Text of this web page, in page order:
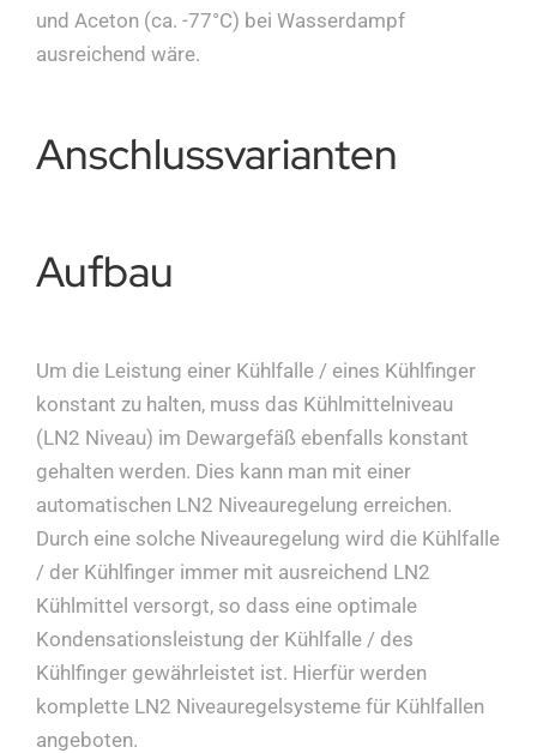
und Aceton (ca. -77°C) bei Wasserdampf
ausreichend wäre.
Anschlussvarianten
Aufbau
Um die Leistung einer Kühlfalle / eines Kühlfinger
konstant zu halten, muss das Kühlmittelniveau
(LN2 Niveau) im Dewargefäß ebenfalls konstant
gehalten werden. Dies kann man mit einer
automatischen LN2 Niveauregelung erreichen.
Durch eine solche Niveauregelung wird die Kühlfalle
/ der Kühlfinger immer mit ausreichend LN2
Kühlmittel versorgt, so dass eine optimale
Kondensationsleistung der Kühlfalle / des
Kühlfinger gewährleistet ist. Hierfür werden
komplette LN2 Niveauregelsysteme für Kühlfallen
angeboten.